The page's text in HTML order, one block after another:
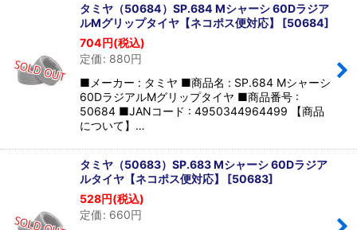
タミヤ（50684）SP.684 Mシャーシ 60Dラジア
ルMグリップタイヤ【ネコポス便対応】 [50684]
704円(税込)
定価: 880円
■メーカー : タミヤ ■商品名 : SP.684 Mシャーシ
60DラジアルMグリップタイヤ ■商品番号 :
50684 ■JANコード : 4950344964499 【商品
について】…
タミヤ（50683）SP.683 Mシャーシ 60Dラジア
ルタイヤ【ネコポス便対応】 [50683]
528円(税込)
定価: 660円